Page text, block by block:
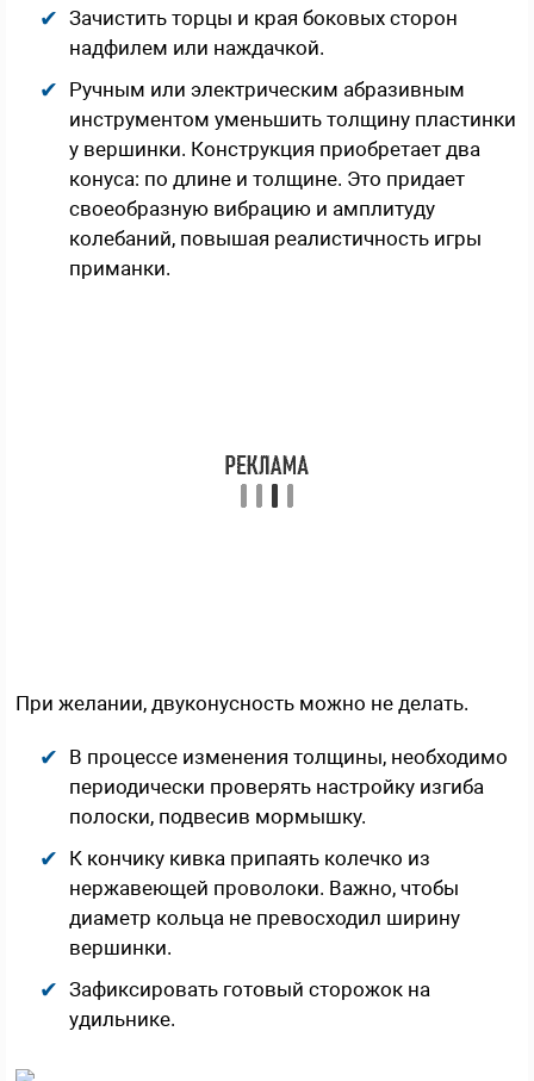
Зачистить торцы и края боковых сторон
надфилем или наждачкой.
Ручным или электрическим абразивным
инструментом уменьшить толщину пластинки
у вершинки. Конструкция приобретает два
конуса: по длине и толщине. Это придает
своеобразную вибрацию и амплитуду
колебаний, повышая реалистичность игры
приманки.
При желании, двуконусность можно не делать.
В процессе изменения толщины, необходимо
периодически проверять настройку изгиба
полоски, подвесив мормышку.
К кончику кивка припаять колечко из
нержавеющей проволоки. Важно, чтобы
диаметр кольца не превосходил ширину
вершинки.
Зафиксировать готовый сторожок на
удильнике.